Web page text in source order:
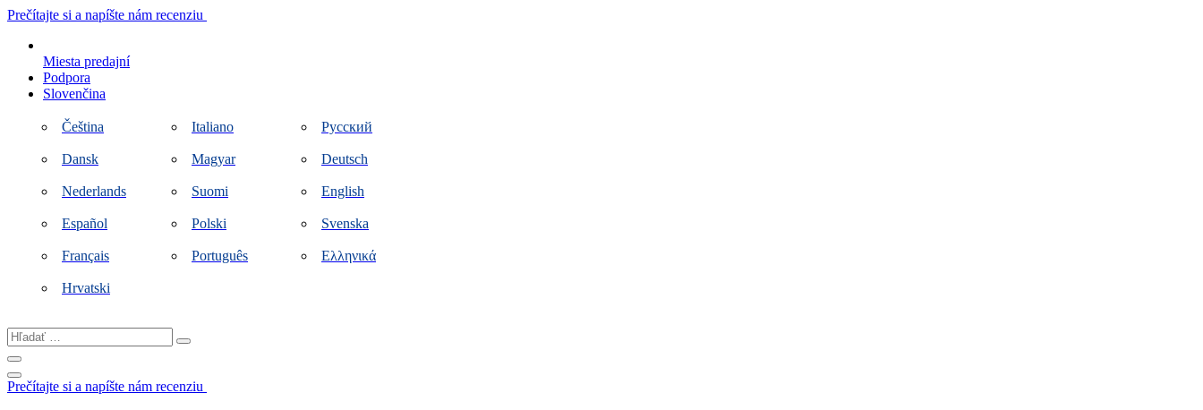
Preskočiť
obsah
Prečítajte si a napíšte nám recenziu
Miesta predajní
Podpora
Slovenčina
Čeština Italiano Русский
Dansk Magyar Deutsch
Nederlands Suomi English
Español Polski Svenska
Français Português Ελληνικά
Hrvatski
Hľadať
…
Prečítajte si a napíšte nám recenziu